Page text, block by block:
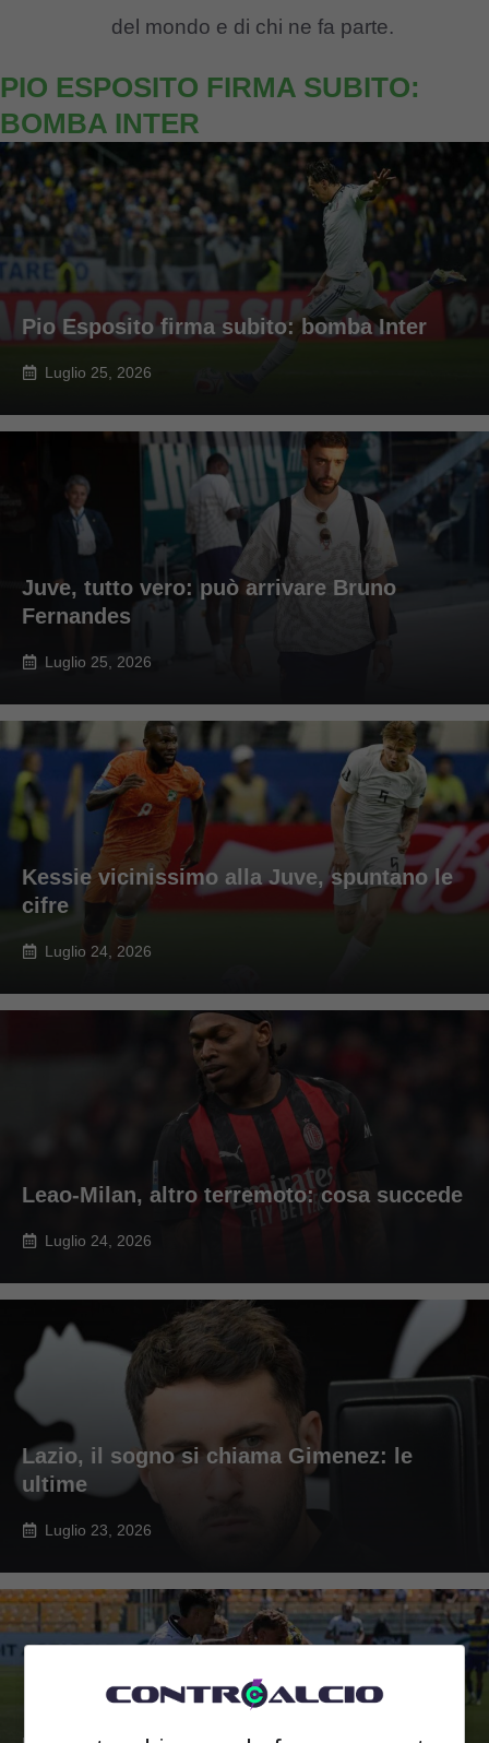
del mondo e di chi ne fa parte.
PIO ESPOSITO FIRMA SUBITO:
BOMBA INTER
Pio Esposito firma subito: bomba Inter
Luglio 25, 2026
Juve, tutto vero: può arrivare Bruno
Fernandes
Luglio 25, 2026
Kessie vicinissimo alla Juve, spuntano le
cifre
Luglio 24, 2026
Leao-Milan, altro terremoto: cosa succede
Luglio 24, 2026
Lazio, il sogno si chiama Gimenez: le
ultime
Luglio 23, 2026